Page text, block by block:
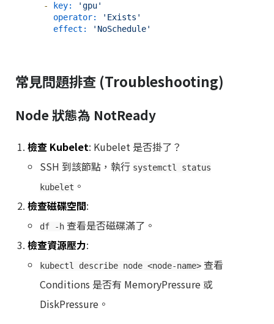
-
key:
'gpu'
operator:
'Exists'
effect:
'NoSchedule'
常見問題排查 (Troubleshooting)
Node 狀態為 NotReady
檢查 Kubelet: Kubelet 是否掛了？
SSH 到該節點，執行 systemctl status
kubelet 。
檢查磁碟空間:
df -h 查看是否磁碟滿了。
檢查資源壓力:
kubectl describe node <node-name> 查看
Conditions 是否有 MemoryPressure 或
DiskPressure。